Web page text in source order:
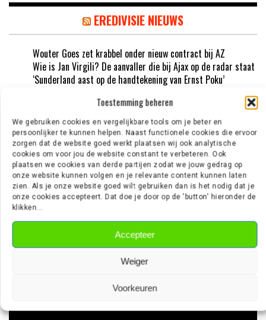
Toestemming beheren
We gebruiken cookies en vergelijkbare tools om je beter en
persoonlijker te kunnen helpen. Naast functionele cookies die ervoor
zorgen dat de website goed werkt plaatsen wij ook analytische
cookies om voor jou de website constant te verbeteren. Ook
plaatsen we cookies van derde partijen zodat we jouw gedrag op
onze website kunnen volgen en je relevante content kunnen laten
zien. Als je onze website goed wilt gebruiken dan is het nodig dat je
onze cookies accepteert. Dat doe je door op de 'button' hieronder de
klikken...
Accepteer
Weiger
Voorkeuren
EREDIVISIE NIEUWS
Wouter Goes zet krabbel onder nieuw contract bij AZ
Wie is Jan Virgili? De aanvaller die bij Ajax op de radar staat
‘Sunderland aast op de handtekening van Ernst Poku’
‘PSV meldt zich in Alkmaar voor 24-jarige Troy Parrott’
VOETBALSNAFU OP TIKTOK
@voetbalsnafu
GROOTSTE BLOOPERS!